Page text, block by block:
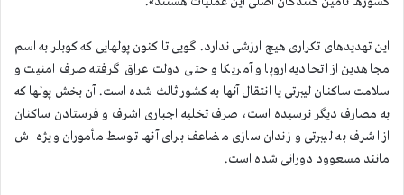
این تهدیدهای تکراری هیچ ارزشی ندارد. گویی تا کنون پولهایی که کوبلر به اسم
مجاهدین از اتحادیه اروپا و آمریکا و حتی دولت عراق گرفته صرف امنیت و
سلامت ساکنان لیبرتی یا انتقال آنها به کشور ثالث شده است. آن بخش پولها که
به مصارف دیگر نرسیده است، صرف تخلیه اجباری اشرف و فرستادن ساکنان
از اشرف به لیبرتی و زندان سازی مضاعف برای آنها توسط مأموران ویژه اش
مانند مسعوود دورانی شده است.